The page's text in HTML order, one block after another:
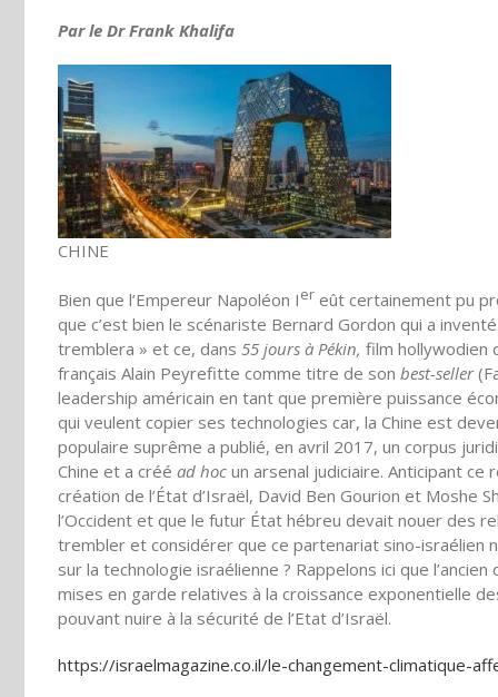
Par le Dr Frank Khalifa
CHINE
Bien que l’Empereur Napoléon Ier eût certainement pu
que c’est bien le scénariste Bernard Gordon qui a
tremblera » et ce, dans 55 jours à Pékin, film hollywodien
français Alain Peyrefitte comme titre de son best-seller
leadership américain en tant que première puissance
qui veulent copier ses technologies car, la Chine est
populaire suprême a publié, en avril 2017, un corpus
Chine et a créé ad hoc un arsenal judiciaire. Anticipant
création de l’État d’Israël, David Ben Gourion et Moshe
l’Occident et que le futur État hébreu devait nouer des
trembler et considérer que ce partenariat sino-israélien
sur la technologie israélienne ? Rappelons ici que
mises en garde relatives à la croissance exponentielle
pouvant nuire à la sécurité de l’Etat d’Israël.
https://israelmagazine.co.il/le-changement-climatique-